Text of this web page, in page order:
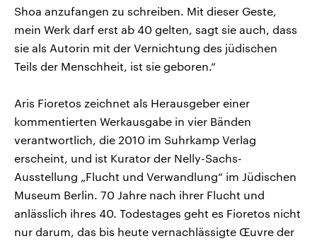
Shoa anzufangen zu schreiben. Mit dieser Geste,
mein Werk darf erst ab 40 gelten, sagt sie auch, dass
sie als Autorin mit der Vernichtung des jüdischen
Teils der Menschheit, ist sie geboren.“
Aris Fioretos zeichnet als Herausgeber einer
kommentierten Werkausgabe in vier Bänden
verantwortlich, die 2010 im Suhrkamp Verlag
erscheint, und ist Kurator der Nelly-Sachs-
Ausstellung „Flucht und Verwandlung“ im Jüdischen
Museum Berlin. 70 Jahre nach ihrer Flucht und
anlässlich ihres 40. Todestages geht es Fioretos nicht
nur darum, das bis heute vernachlässigte Œuvre der